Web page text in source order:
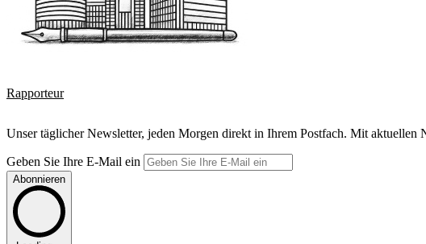
Rapporteur
Unser täglicher Newsletter, jeden Morgen direkt in Ihrem Postfach. Mit aktuellen
Geben Sie Ihre E-Mail ein
Abonnieren